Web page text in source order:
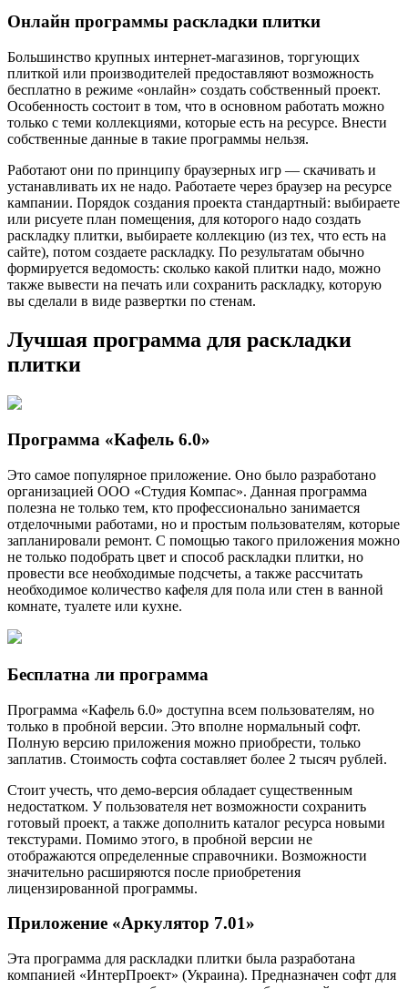
Онлайн программы раскладки плитки
Большинство крупных интернет-магазинов, торгующих
плиткой или производителей предоставляют возможность
бесплатно в режиме «онлайн» создать собственный проект.
Особенность состоит в том, что в основном работать можно
только с теми коллекциями, которые есть на ресурсе. Внести
собственные данные в такие программы нельзя.
Работают они по принципу браузерных игр — скачивать и
устанавливать их не надо. Работаете через браузер на ресурсе
кампании. Порядок создания проекта стандартный: выбираете
или рисуете план помещения, для которого надо создать
раскладку плитки, выбираете коллекцию (из тех, что есть на
сайте), потом создаете раскладку. По результатам обычно
формируется ведомость: сколько какой плитки надо, можно
также вывести на печать или сохранить раскладку, которую
вы сделали в виде развертки по стенам.
Лучшая программа для раскладки
плитки
Программа «Кафель 6.0»
Это самое популярное приложение. Оно было разработано
организацией ООО «Студия Компас». Данная программа
полезна не только тем, кто профессионально занимается
отделочными работами, но и простым пользователям, которые
запланировали ремонт. С помощью такого приложения можно
не только подобрать цвет и способ раскладки плитки, но
провести все необходимые подсчеты, а также рассчитать
необходимое количество кафеля для пола или стен в ванной
комнате, туалете или кухне.
Бесплатна ли программа
Программа «Кафель 6.0» доступна всем пользователям, но
только в пробной версии. Это вполне нормальный софт.
Полную версию приложения можно приобрести, только
заплатив. Стоимость софта составляет более 2 тысяч рублей.
Стоит учесть, что демо-версия обладает существенным
недостатком. У пользователя нет возможности сохранить
готовый проект, а также дополнить каталог ресурса новыми
текстурами. Помимо этого, в пробной версии не
отображаются определенные справочники. Возможности
значительно расширяются после приобретения
лицензированной программы.
Приложение «Аркулятор 7.01»
Эта программа для раскладки плитки была разработана
компанией «ИнтерПроект» (Украина). Предназначен софт для